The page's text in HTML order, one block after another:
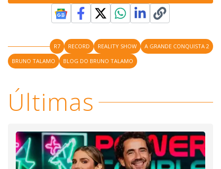
R7 RECORD REALITY SHOW
A GRANDE CONQUISTA 2
BRUNO TALAMO
BLOG DO BRUNO TALAMO
Últimas